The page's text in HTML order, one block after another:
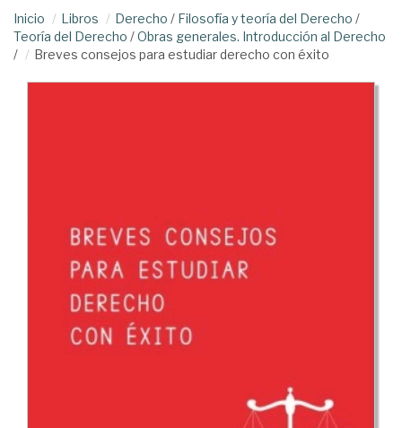
Inicio Libros Derecho / Filosofía y teoría del Derecho /
Teoría del Derecho /Obras generales. Introducción al Derecho
/
Breves consejos para estudiar derecho con éxito